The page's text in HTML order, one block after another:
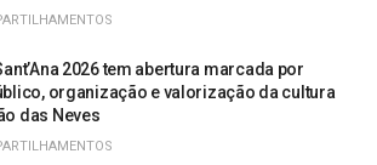
2026 tem abertura marcada por
organização e valorização da cultura
das Neves